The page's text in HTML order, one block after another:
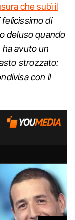
che subì il
felicissimo di
deluso quando
avuto un
strozzato:
con il